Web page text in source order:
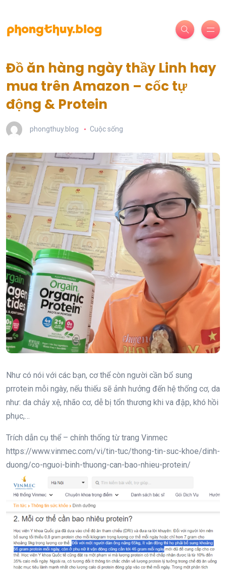
Đồ ăn hàng ngày thầy Linh hay
mua trên Amazon – cốc tự
động & Protein
phongthuy.blog Cuộc sống
Như có nói với các bạn, cơ thể còn người cần bổ sung
prrotein mỗi ngày, nếu thiếu sẽ ảnh hưởng đến hệ thống cơ, da
như: da chảy xệ, nhão cơ, dễ bị tổn thương khi va đập, khó hồi
phục,…
Trích dẫn cụ thể – chính thống từ trang Vinmec
https://www.vinmec.com/vi/tin-tuc/thong-tin-suc-khoe/dinh-
duong/co-nguoi-binh-thuong-can-bao-nhieu-protein/